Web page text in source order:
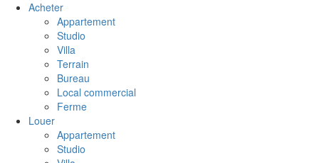
Acheter
Appartement
Studio
Villa
Terrain
Bureau
Local commercial
Ferme
Louer
Appartement
Studio